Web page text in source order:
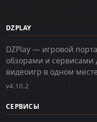
DZPLAY
DZPlay — игровой
обзорами и сервисами
видеоигр в одном
v4.10.2
СЕРВИСЫ